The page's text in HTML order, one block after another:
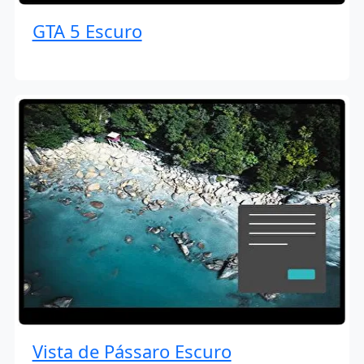
GTA 5 Escuro
Vista de Pássaro Escuro